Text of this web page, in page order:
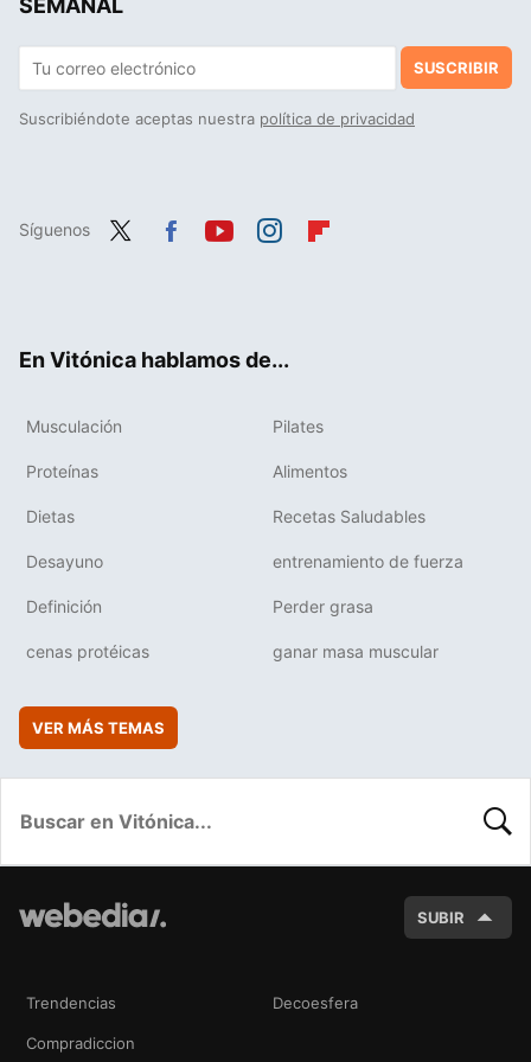
SEMANAL
SUSCRIBIR
Suscribiéndote aceptas nuestra política de privacidad
Síguenos
En Vitónica hablamos de...
Musculación Pilates
Proteínas Alimentos
Dietas Recetas Saludables
Desayuno entrenamiento de fuerza
Definición Perder grasa
cenas protéicas ganar masa muscular
VER MÁS TEMAS
SUBIR
Trendencias Decoesfera
Compradiccion